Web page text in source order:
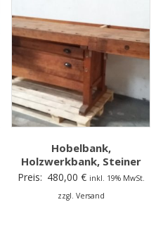
Hobelbank,
Holzwerkbank, Steiner
Preis: 480,00 € inkl. 19% MwSt.
zzgl. Versand